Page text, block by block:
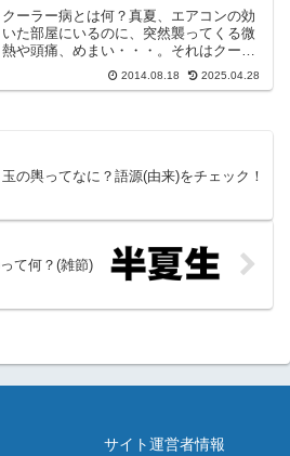
クーラー病とは何？真夏、エアコンの効
いた部屋にいるのに、突然襲ってくる微
熱や頭痛、めまい・・・。それはクーラ
ー病かもしれません。クーラー病は、一
言で言ってしまえば体温調節ができずに
2014.08.18 2025.04.28
玉の輿ってなに？語源(由来)をチェック！
て何？(雑節)
サイト運営者情報